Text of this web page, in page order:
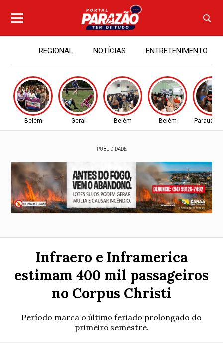
REGIONAL NOTÍCIAS ENTRETENIMENTO
Belém Geral Belém Belém
PUBLICIDADE
Infraero e Inframerica
estimam 400 mil passageiros
no Corpus Christi
Período marca o último feriado prolongado do
primeiro semestre.